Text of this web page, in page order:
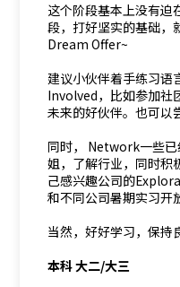
这个阶段基本上没有迫
段，打好坚实的基础，
Dream Offer~
建议小伙伴着手练习语
Involved，比如参加社
未来的好伙伴。也可以
同时， Network一些
姐，了解行业，同时积
己感兴趣公司的
和不同公司暑期实习开
当然，好好学习，保持
本科 大二/大三